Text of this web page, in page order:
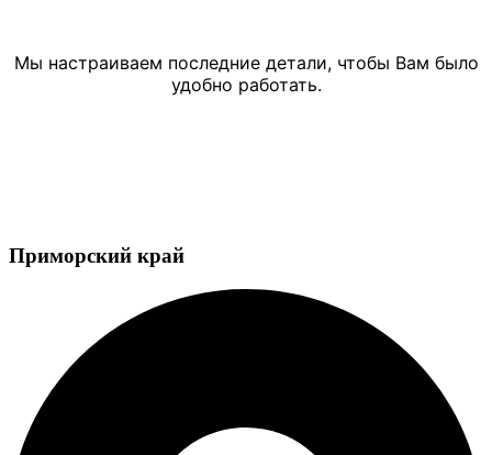
Мы настраиваем последние детали, чтобы Вам было
удобно работать.
Приморский край